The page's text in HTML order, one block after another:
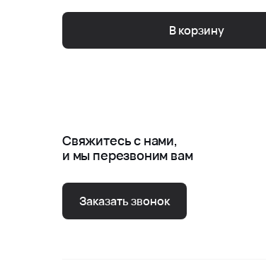
В корзину
Свяжитесь с нами,
и мы перезвоним вам
Заказать звонок